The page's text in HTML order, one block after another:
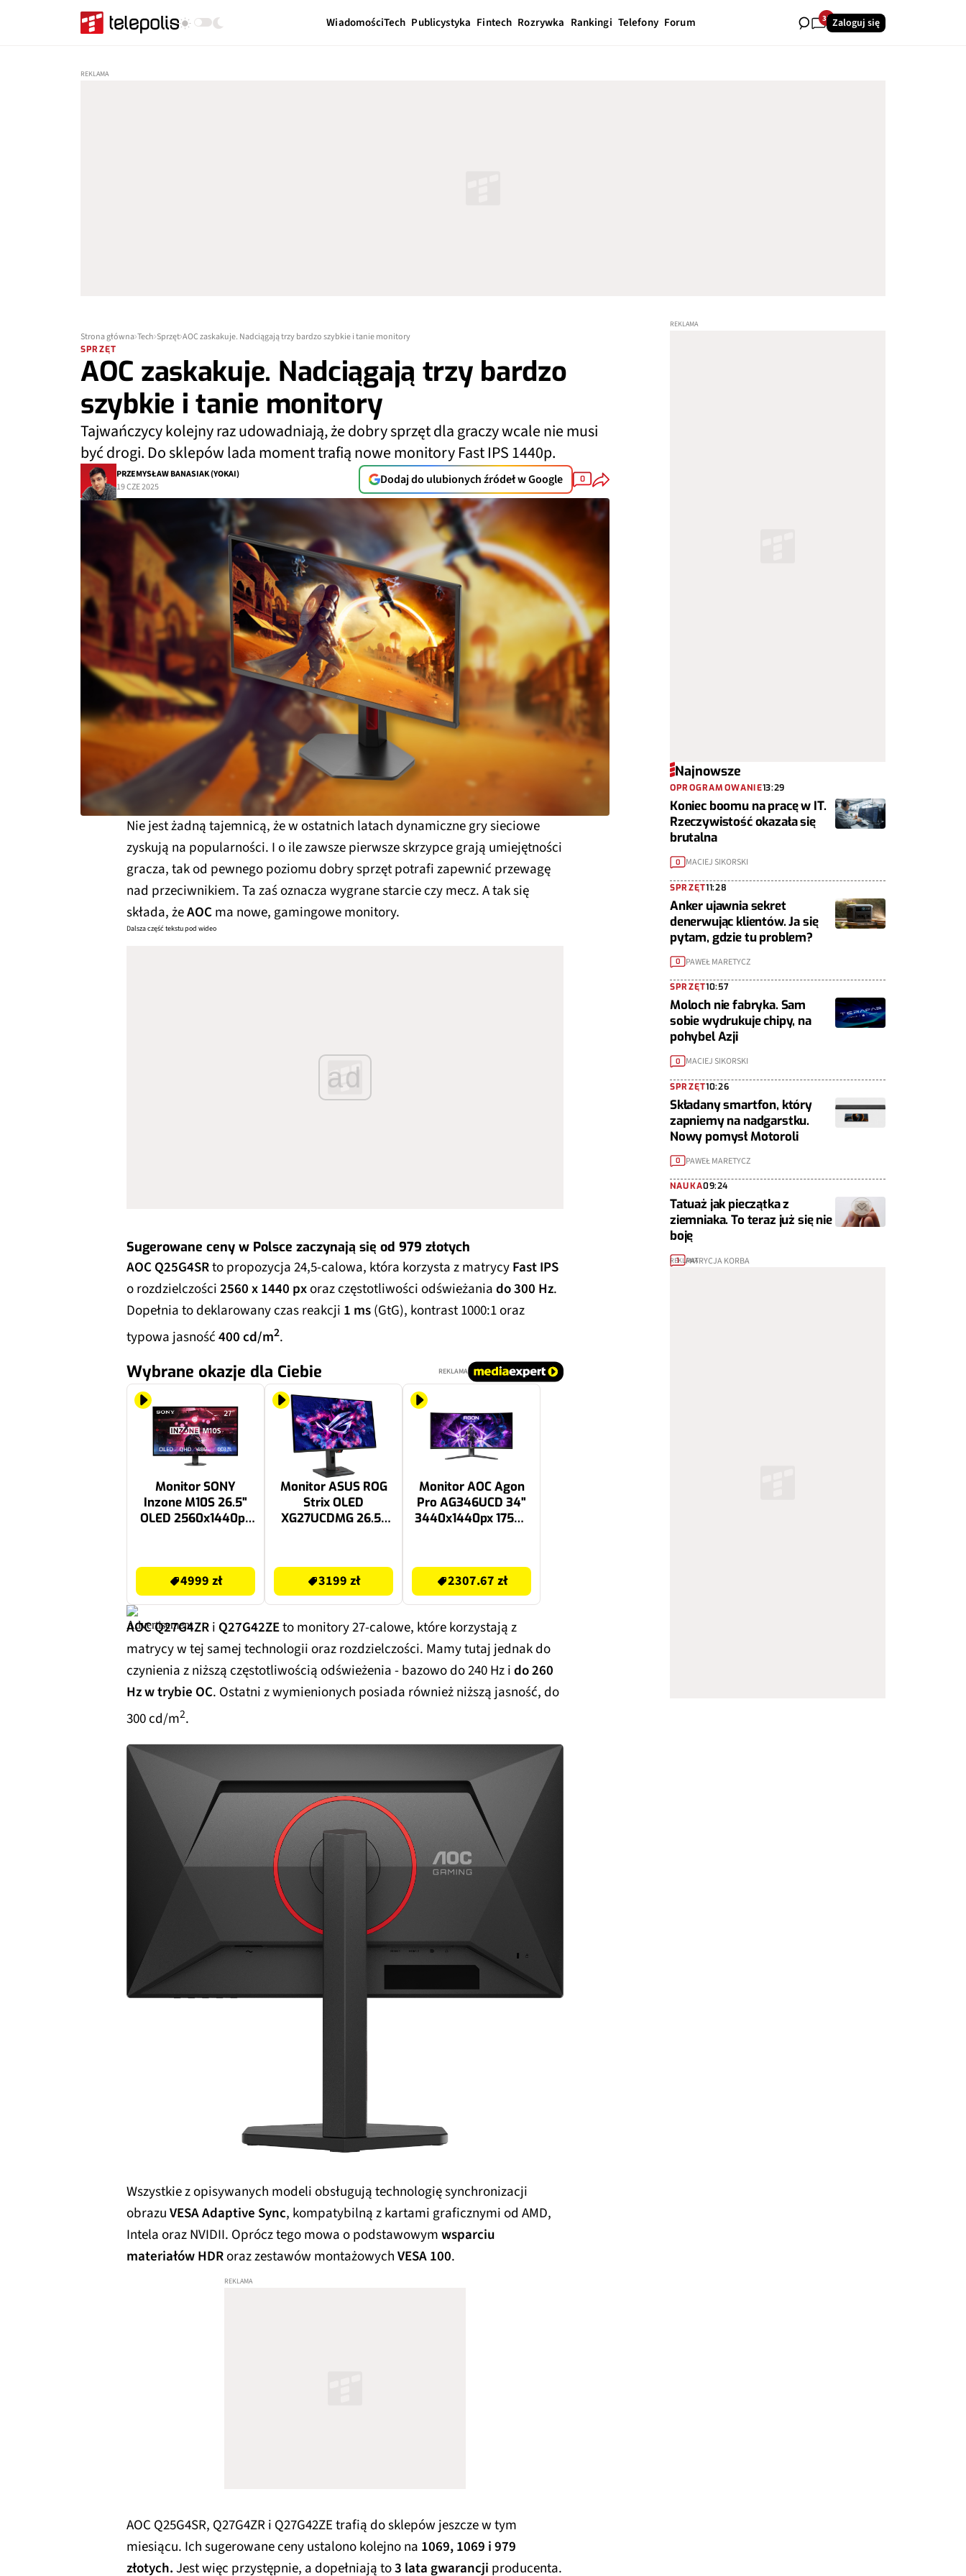
WiadomościTech Publicystyka Fintech Rozrywka Rankingi Telefony Forum 35Zaloguj się
Strona główna Tech Sprzęt AOC zaskakuje. Nadciągają trzy bardzo szybkie i tanie monitory
SPRZĘT
AOC zaskakuje. Nadciągają trzy bardzo
szybkie i tanie monitory
Tajwańczycy kolejny raz udowadniają, że dobry sprzęt dla graczy wcale nie musi
być drogi. Do sklepów lada moment trafią nowe monitory Fast IPS 1440p.
PRZEMYSŁAW BANASIAK (YOKAI)
19 CZE 2025
Dodaj do ulubionych źródeł w Google 0
Nie jest żadną tajemnicą, że w ostatnich latach dynamiczne gry sieciowe
zyskują na popularności. I o ile zawsze pierwsze skrzypce grają umiejętności
gracza, tak od pewnego poziomu dobry sprzęt potrafi zapewnić przewagę
nad przeciwnikiem. Ta zaś oznacza wygrane starcie czy mecz. A tak się
składa, żeAOCma nowe, gamingowe monitory.
Dalsza część tekstu pod wideo
ad
Sugerowane ceny w Polsce zaczynają się od 979 złotych
AOC Q25G4SRto propozycja 24,5-calowa, która korzysta z matrycyFast IPS
o rozdzielczości2560 x 1440 pxoraz częstotliwości odświeżaniado 300 Hz.
Dopełnia to deklarowany czas reakcji 1 ms(GtG), kontrast 1000:1 oraz
typowa jasność400 cd/m2.
Wybrane okazje dla Ciebie REKLAMA
Monitor SONY
Inzone M10S 26.5"
OLED 2560x1440px
4999 zł
Monitor ASUS ROG
Strix OLED
XG27UCDMG 26.5"
3199 zł
Monitor AOC Agon
Pro AG346UCD 34"
3440x1440px 175Hz
2307.67 zł
AOC Q27G4ZRi Q27G42ZEto monitory 27-calowe, które korzystają z
matrycy w tej samej technologii oraz rozdzielczości. Mamy tutaj jednak do
czynienia z niższą częstotliwością odświeżenia - bazowo do 240 Hz ido 260
Hz w trybie OC. Ostatni z wymienionych posiada również niższą jasność, do
300 cd/m2.
Wszystkie z opisywanych modeli obsługują technologię synchronizacji
obrazuVESA Adaptive Sync, kompatybilną z kartami graficznymi od AMD,
Intela oraz NVIDII. Oprócz tego mowa o podstawowymwsparciu
materiałów HDRoraz zestawów montażowychVESA 100.
AOC Q25G4SR, Q27G4ZR i Q27G42ZE trafią do sklepów jeszcze w tym
miesiącu. Ich sugerowane ceny ustalono kolejno na 1069, 1069 i 979
złotych.Jest więc przystępnie, a dopełniają to3 lata gwarancji producenta.
Najnowsze
OPROGRAMOWANIE13:29
Koniec boomu na pracę w IT.
Rzeczywistość okazała się
brutalna
0 MACIEJ SIKORSKI
SPRZĘT11:28
Anker ujawnia sekret
denerwując klientów. Ja się
pytam, gdzie tu problem?
0 PAWEŁ MARETYCZ
SPRZĘT10:57
Moloch nie fabryka. Sam
sobie wydrukuje chipy, na
pohybel Azji
0 MACIEJ SIKORSKI
SPRZĘT10:26
Składany smartfon, który
zapniemy na nadgarstku.
Nowy pomysł Motoroli
0 PAWEŁ MARETYCZ
NAUKA09:24
Tatuaż jak pieczątka z
ziemniaka. To teraz już się nie
boję
1 PATRYCJA KORBA